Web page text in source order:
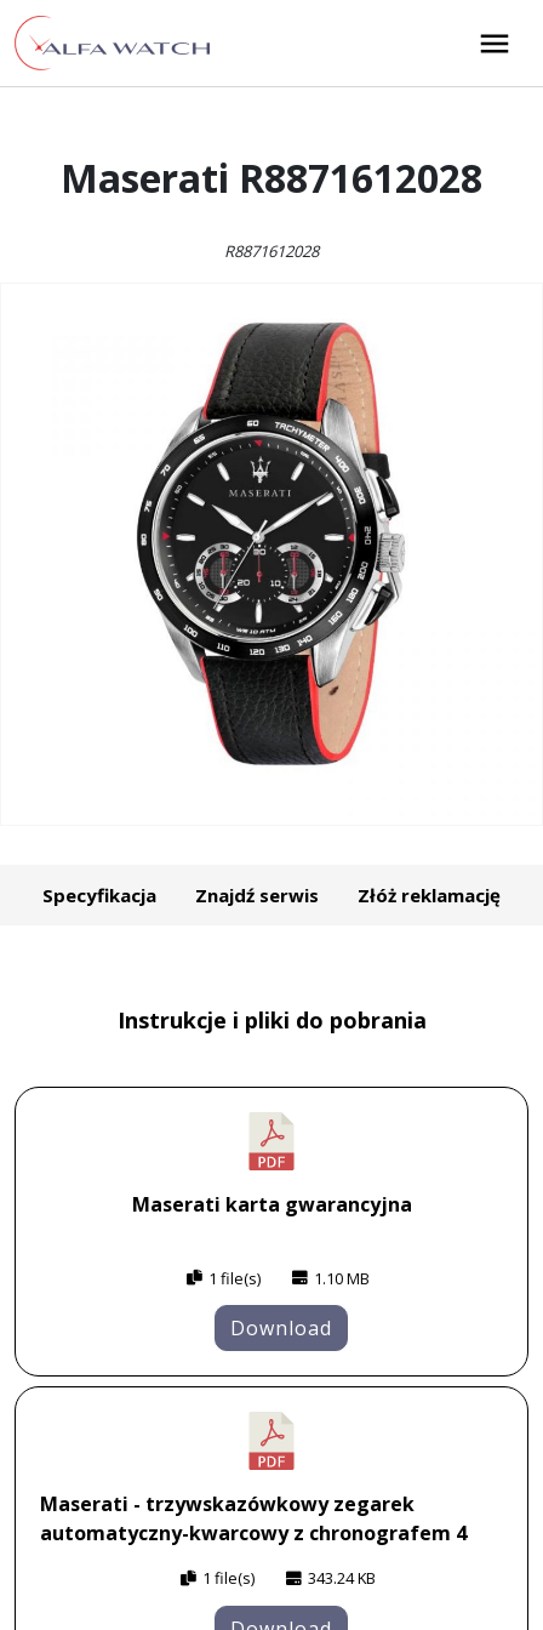
Przejdź do treści
Main Navigation
Maserati R8871612028
R8871612028
Specyfikacja Znajdź serwis Złóż reklamację
Instrukcje i pliki do pobrania
Maserati karta gwarancyjna
1 file(s) 1.10 MB
Download
Maserati - trzywskazówkowy zegarek
automatyczny-kwarcowy z chronografem 4
1 file(s) 343.24 KB